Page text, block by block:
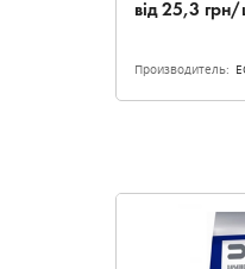
від 25,3 грн/
Производитель: